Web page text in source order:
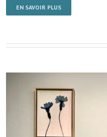
EN SAVOIR PLUS